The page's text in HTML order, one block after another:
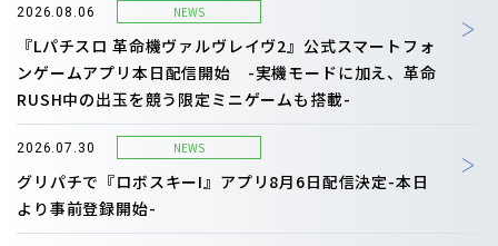
2026.08.06 NEWS
『Lパチスロ 革命機ヴァルヴレイヴ2』公式スマートフォ
ンゲームアプリ本日配信開始 -実機モードに加え、革命
RUSH中の出玉を競う限定ミニゲームも搭載-
2026.07.30 NEWS
グリパチで『ロボスキーI』アプリ8月6日配信決定-本日
より事前登録開始-